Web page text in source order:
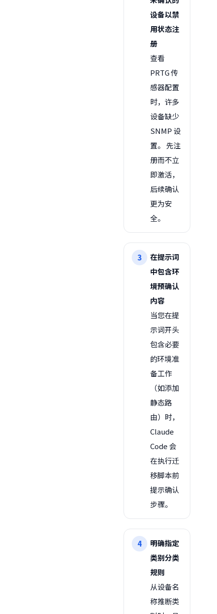
设备以禁
用状态注
册
查看
PRTG 传
感器配置
时，许多
设备缺少
SNMP 设
置。 先注
册而不立
即激活，
后续确认
更为安
全。
在提示词
中包含环
境预确认
内容
当您在提
示词开头
包含必要
的环境准
备工作
（如添加
静态路
由）时，
Claude
Code 会
在执行迁
移脚本前
提示确认
步骤。
明确指定
类别分类
规则
从设备名
称推断类